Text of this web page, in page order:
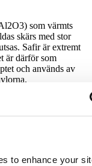
to enhance your
som värmts
skärs med stor
Safir är extremt
är därför som
och används av
liten mängd